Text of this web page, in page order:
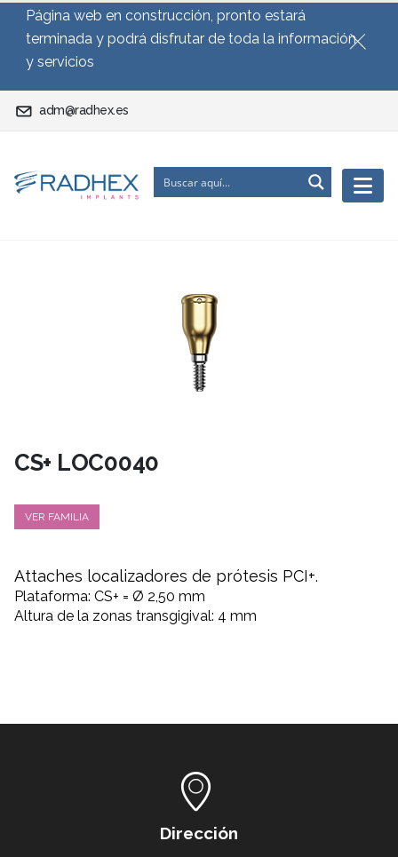
Página web en construcción, pronto estará
terminada y podrá disfrutar de toda la información
y servicios
adm@radhex.es
CS+ LOC0040
VER FAMILIA
Attaches localizadores de prótesis PCI+.
Plataforma: CS+ = Ø 2,50 mm
Altura de la zonas transgigival: 4 mm
Dirección